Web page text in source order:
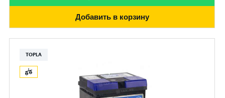
Добавить в корзину
TOPLA